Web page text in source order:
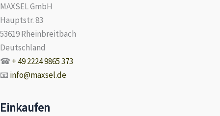
MAXSEL GmbH
Hauptstr. 83
53619 Rheinbreitbach
Deutschland
☎ + 49 2224 9865 373
📧 info@maxsel.de
Einkaufen